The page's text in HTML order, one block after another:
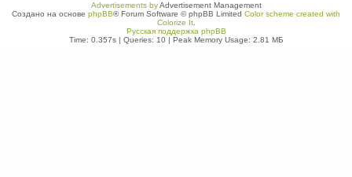
Advertisements byAdvertisement Management
Создано на основе phpBB® Forum Software © phpBB Limited Color scheme created with
Colorize It.
Русская поддержка phpBB
Time: 0.357s| Queries: 10| Peak Memory Usage: 2.81 МБ